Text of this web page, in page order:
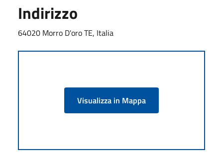
Indirizzo
64020 Morro D'oro TE, Italia
Visualizza in Mappa